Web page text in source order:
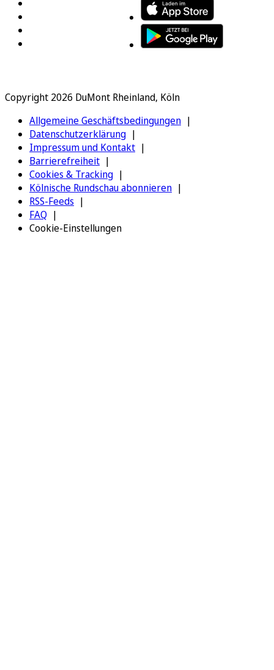
Copyright 2026 DuMont Rheinland, Köln
Allgemeine Geschäftsbedingungen
Datenschutzerklärung
Impressum und Kontakt
Barrierefreiheit
Cookies & Tracking
Kölnische Rundschau abonnieren
RSS-Feeds
FAQ
Cookie-Einstellungen